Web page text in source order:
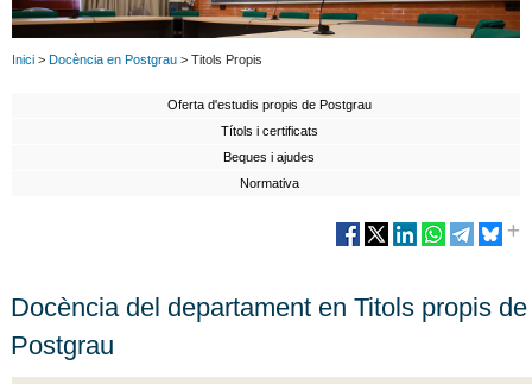
Inici > Docència en Postgrau > Titols Propis
Oferta d'estudis propis de Postgrau
Títols i certificats
Beques i ajudes
Normativa
Docència del departament en Titols propis de
Postgrau